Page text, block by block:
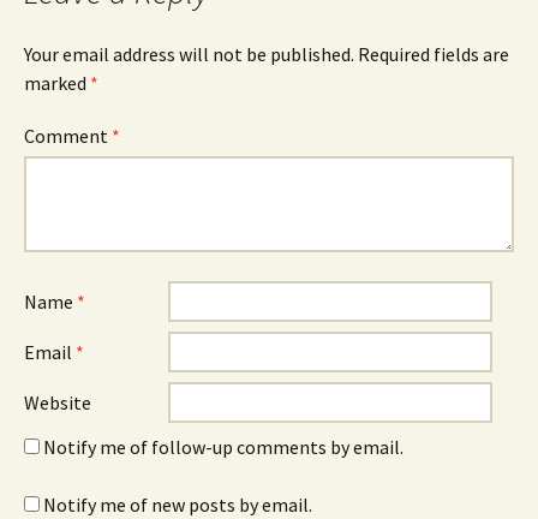
Your email address will not be published. Required fields are
marked *
Comment *
Name *
Email *
Website
Notify me of follow-up comments by email.
Notify me of new posts by email.